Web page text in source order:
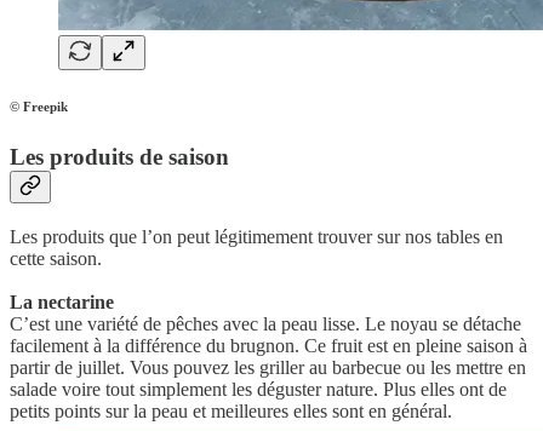
© Freepik
Les produits de saison
Les produits que l’on peut légitimement trouver sur nos tables en
cette saison.
La nectarine
C’est une variété de pêches avec la peau lisse. Le noyau se détache
facilement à la différence du brugnon. Ce fruit est en pleine saison à
partir de juillet. Vous pouvez les griller au barbecue ou les mettre en
salade voire tout simplement les déguster nature. Plus elles ont de
petits points sur la peau et meilleures elles sont en général.